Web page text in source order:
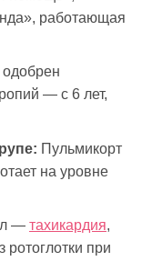
работающая
— с 6 лет,
Пульмикорт
на уровне
— тахикардия,
при